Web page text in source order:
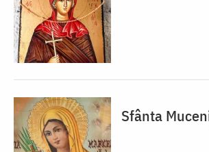
Sfânta